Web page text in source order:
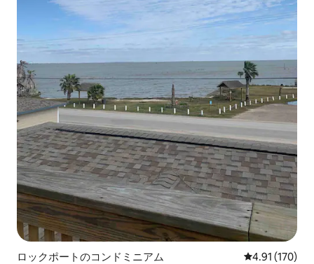
ロックポートのコンドミニアム レビュー170
4.91 (170)